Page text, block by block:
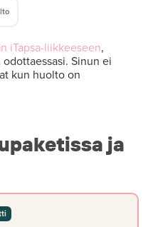
iTapsa-liikkeeseen,
Sinun ei
kun huolto on
ja